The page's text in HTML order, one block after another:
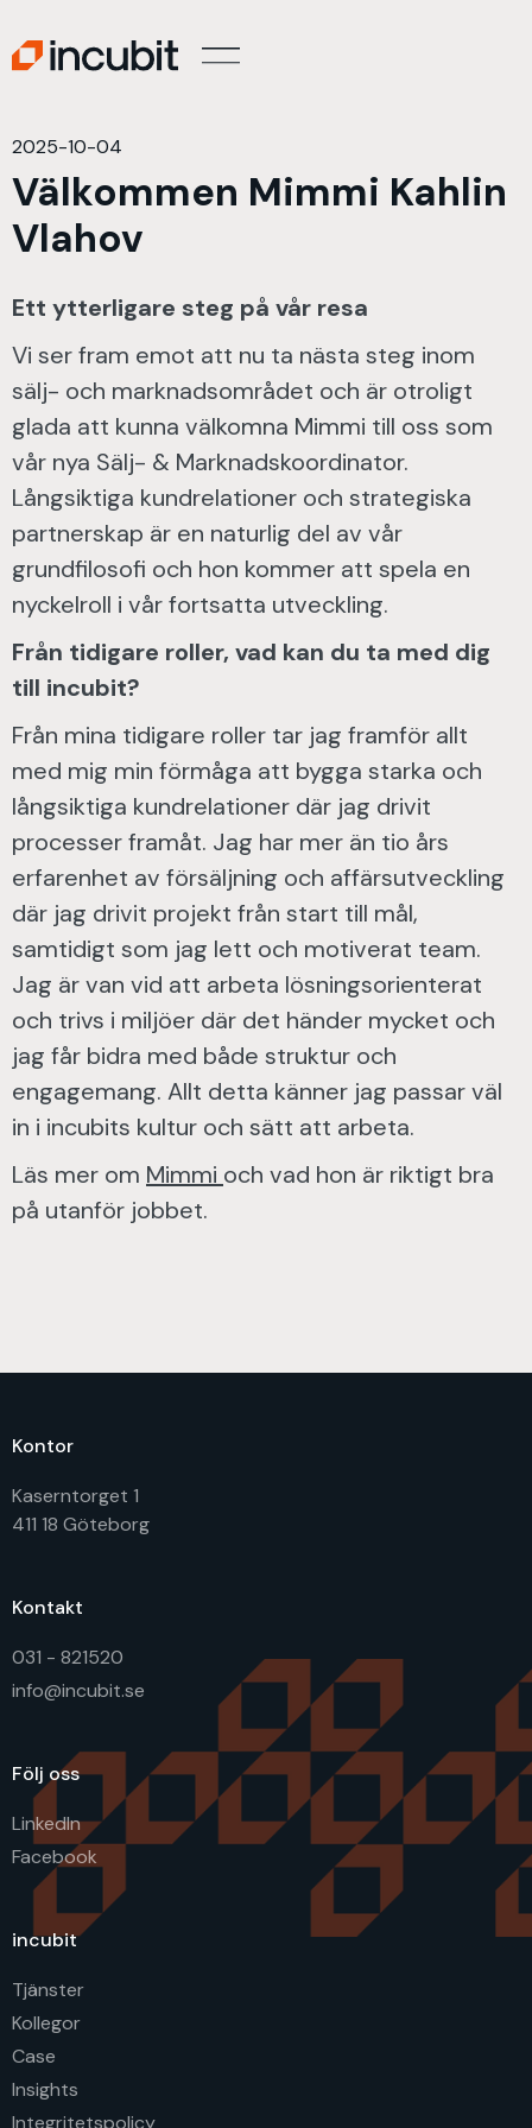
2025-10-04
Välkommen Mimmi Kahlin
Vlahov
Ett ytterligare steg på vår resa
Vi ser fram emot att nu ta nästa steg inom
sälj- och marknadsområdet och är otroligt
glada att kunna välkomna Mimmi till oss som
vår nya Sälj- & Marknadskoordinator.
Långsiktiga kundrelationer och strategiska
partnerskap är en naturlig del av vår
grundfilosofi och hon kommer att spela en
nyckelroll i vår fortsatta utveckling.
Från tidigare roller, vad kan du ta med dig
till incubit?
Från mina tidigare roller tar jag framför allt
med mig min förmåga att bygga starka och
långsiktiga kundrelationer där jag drivit
processer framåt. Jag har mer än tio års
erfarenhet av försäljning och affärsutveckling
där jag drivit projekt från start till mål,
samtidigt som jag lett och motiverat team.
Jag är van vid att arbeta lösningsorienterat
och trivs i miljöer där det händer mycket och
jag får bidra med både struktur och
engagemang. Allt detta känner jag passar väl
in i incubits kultur och sätt att arbeta.
Läs mer om Mimmi och vad hon är riktigt bra
på utanför jobbet.
Kontor
Kaserntorget 1
411 18 Göteborg
Kontakt
031 - 821520
info@incubit.se
Följ oss
LinkedIn
Facebook
incubit
Tjänster
Kollegor
Case
Insights
Integritetspolicy